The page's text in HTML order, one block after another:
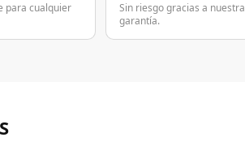
para cualquier
Sin riesgo gracias a nuestra
garantía.